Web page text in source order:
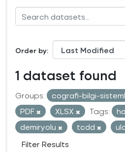
Order by
1 dataset found
Groups: cografi-bilgi-
PDF
XLSX Tags:
demiryolu
tcdd
Filter Results